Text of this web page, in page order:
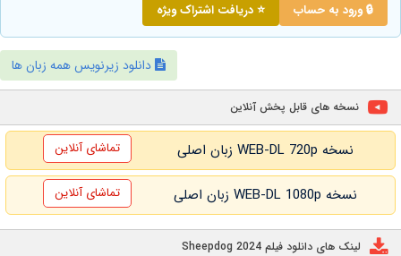
🔒 ورود به حساب ⭐ دریافت اشتراک ویژه
دانلود زیرنویس همه زبان ها
نسخه های قابل پخش آنلاین
نسخه WEB-DL 720p زبان اصلی تماشای آنلاین
نسخه WEB-DL 1080p زبان اصلی تماشای آنلاین
لینک های دانلود فیلم Sheepdog 2024